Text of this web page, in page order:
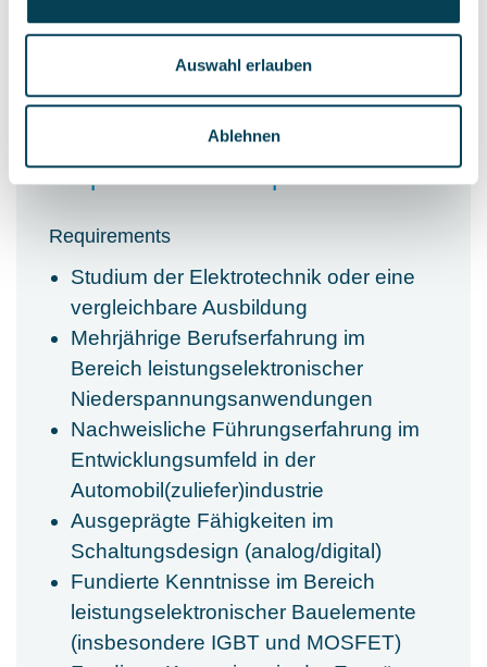
Auswahl erlauben
Ablehnen
Requirements & Expertise
Requirements
Studium der Elektrotechnik oder eine
vergleichbare Ausbildung
Mehrjährige Berufserfahrung im
Bereich leistungselektronischer
Niederspannungsanwendungen
Nachweisliche Führungserfahrung im
Entwicklungsumfeld in der
Automobil(zuliefer)industrie
Ausgeprägte Fähigkeiten im
Schaltungsdesign (analog/digital)
Fundierte Kenntnisse im Bereich
leistungselektronischer Bauelemente
(insbesondere IGBT und MOSFET)